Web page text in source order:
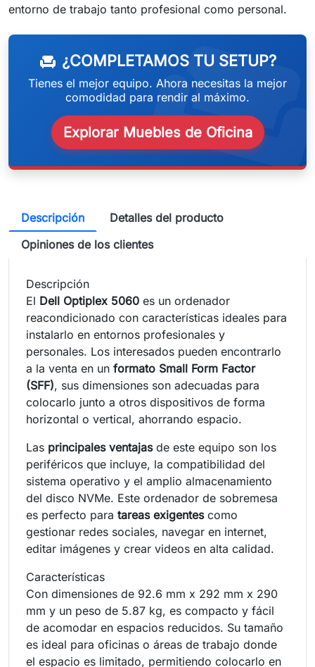
entorno de trabajo tanto profesional como personal.
chair ¿COMPLETAMOS TU SETUP?
Tienes el mejor equipo. Ahora necesitas la mejor
comodidad para rendir al máximo.
Explorar Muebles de Oficina
Descripción
Detalles del producto
Opiniones de los clientes
Descripción
El Dell Optiplex 5060 es un ordenador
reacondicionado con características ideales para
instalarlo en entornos profesionales y
personales. Los interesados pueden encontrarlo
a la venta en un formato Small Form Factor
(SFF), sus dimensiones son adecuadas para
colocarlo junto a otros dispositivos de forma
horizontal o vertical, ahorrando espacio.
Las principales ventajasde este equipo son los
periféricos que incluye, la compatibilidad del
sistema operativo y el amplio almacenamiento
del disco NVMe. Este ordenador de sobremesa
es perfecto para tareas exigentescomo
gestionar redes sociales, navegar en internet,
editar imágenes y crear videos en alta calidad.
Características
Con dimensiones de 92.6 mm x 292 mm x 290
mm y un peso de 5.87 kg, es compacto y fácil
de acomodar en espacios reducidos. Su tamaño
es ideal para oficinas o áreas de trabajo donde
el espacio es limitado, permitiendo colocarlo en